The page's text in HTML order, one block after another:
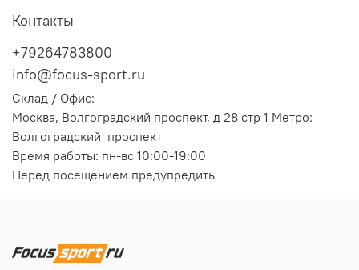
Контакты
+79264783800
info@focus-sport.ru
Склад / Офис:
Москва, Волгоградский проспект, д 28 стр 1 Метро:
Волгоградский проспект
Время работы: пн-вс 10:00-19:00
Перед посещением предупредить